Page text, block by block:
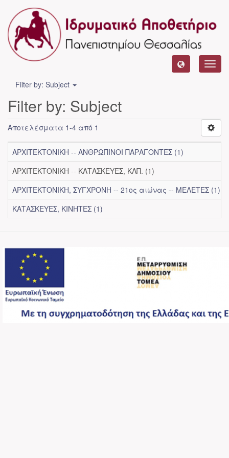
Filter by: Subject
Filter by: Subject
Αποτελέσματα 1-4 από 1
ΑΡΧΙΤΕΚΤΟΝΙΚΗ -- ΑΝΘΡΩΠΙΝΟΙ ΠΑΡΑΓΟΝΤΕΣ (1)
ΑΡΧΙΤΕΚΤΟΝΙΚΗ -- ΚΑΤΑΣΚΕΥΕΣ, ΚΛΠ. (1)
ΑΡΧΙΤΕΚΤΟΝΙΚΗ, ΣΥΓΧΡΟΝΗ -- 21ος αιώνας -- ΜΕΛΕΤΕΣ (1)
ΚΑΤΑΣΚΕΥΕΣ, ΚΙΝΗΤΕΣ (1)